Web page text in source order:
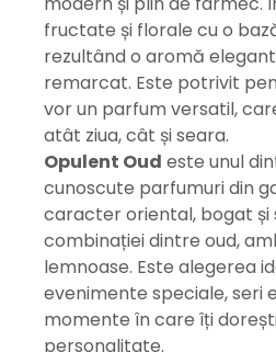
fructate și florale cu o
rezultând o aromă
remarcat. Este potrivit
vor un parfum versatil,
atât ziua, cât și seara.
Opulent Oud este unul
cunoscute parfumuri din
caracter oriental, bogat
combinației dintre oud,
lemnoase. Este alegerea
evenimente speciale, seri
momente în care îți
personalitate.